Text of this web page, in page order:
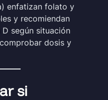
enfatizan folato y
y recomiendan
según situación
dosis y
si